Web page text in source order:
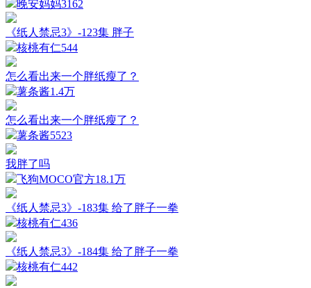
晚安妈妈3162
《纸人禁忌3》-123集 胖子
核桃有仁544
怎么看出来一个胖纸瘦了？
薯条酱1.4万
怎么看出来一个胖纸瘦了？
薯条酱5523
我胖了吗
飞狗MOCO官方18.1万
《纸人禁忌3》-183集 给了胖子一拳
核桃有仁436
《纸人禁忌3》-184集 给了胖子一拳
核桃有仁442